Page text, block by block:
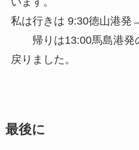
私は行きは 9:30徳山港発
帰りは13:00馬島港発
戻りました。
最後に